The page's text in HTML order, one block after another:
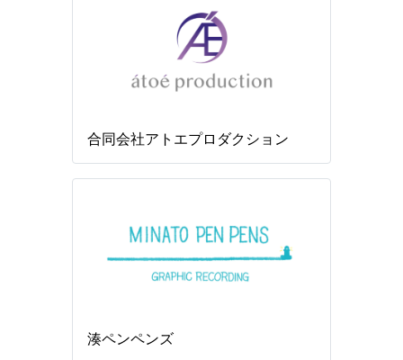
合同会社アトエプロダクション
湊ペンペンズ